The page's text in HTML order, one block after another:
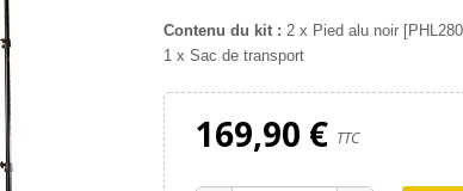
Contenu du kit : 2 x Pied alu noir
1 x Sac de transport
169,90 € TTC